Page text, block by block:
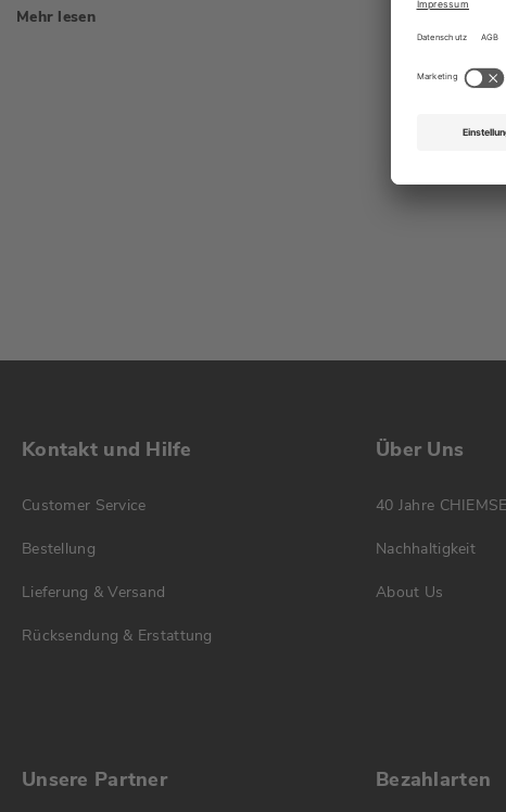
Mehr lesen
Kontakt und Hilfe
Customer Service
Bestellung
Lieferung & Versand
Rücksendung & Erstattung
Über Uns
40 Jahre
Nachhaltigkeit
About Us
Unsere Partner Bezahlarten